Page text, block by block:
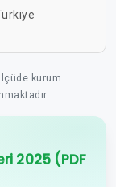
kurum
2025 (PDF